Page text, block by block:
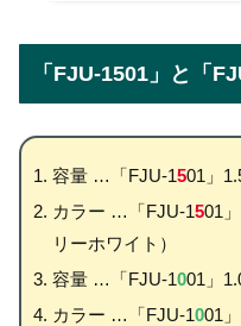
「FJU-1501」と「
容量 …「FJU-1501」
カラー …「FJU-1501
リーホワイト）
容量 …「FJU-1001」
カラー …「FJU-1001